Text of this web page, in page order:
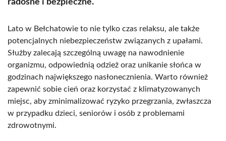
radosne i bezpieczne.
Lato w Bełchatowie to nie tylko czas relaksu, ale także
potencjalnych niebezpieczeństw związanych z upałami.
Służby zalecają szczególną uwagę na nawodnienie
organizmu, odpowiednią odzież oraz unikanie słońca w
godzinach największego nasłonecznienia. Warto również
zapewnić sobie cień oraz korzystać z klimatyzowanych
miejsc, aby zminimalizować ryzyko przegrzania, zwłaszcza
w przypadku dzieci, seniorów i osób z problemami
zdrowotnymi.